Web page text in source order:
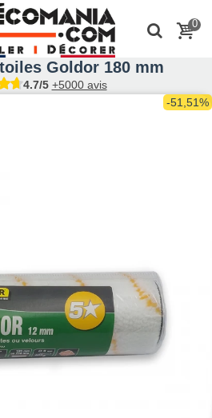
0
Goldor 180 mm
4.7/5 +5000 avis
-51,51%